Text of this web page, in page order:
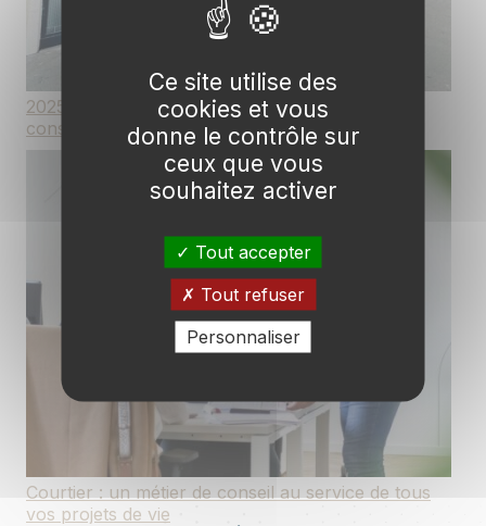
2025 : une année de beaux projets et de
consolidation pour Courteam
Courtier : un métier de conseil au service de tous
vos projets de vie
Ce site utilise des
cookies et vous
donne le contrôle sur
ceux que vous
souhaitez activer
Tout accepter
Tout refuser
Personnaliser